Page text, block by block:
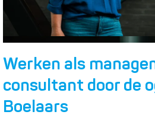
Werken als
consultant door de
Boelaars